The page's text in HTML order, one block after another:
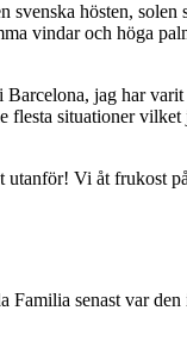
hösten, solen
vindar och höga
jag har
situationer
utanför! Vi åt frukost
senast var